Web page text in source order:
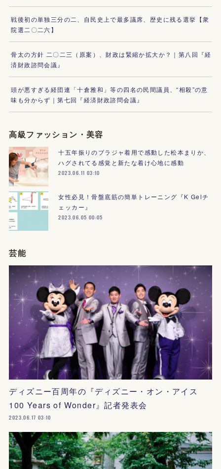
戦後初の単独三分の二、自民史上で最多議席、歴史に残る選挙【衆
院選二〇二六】
骨太の方針 二〇二三（原案）、財政は緊縮か拡大か？｜第八回『経
済財政諮問会議』
頭が悪すぎる経団連「十倉雅和」等の四名の民間議員、“相殺”の意
味も分からず｜第七回『経済財政諮問会議』
高級ファッション・美容
十五年振りのブラジャ着用で感動した松本まりか、
ハグされてる感覚と新たな着け心地に感動
2023.06.11 03:10
女性必見！骨盤底筋の簡単トレーニング『K Gelチ
ェッカー』
2023.06.05 00:05
芸能
ディズニー百周年の『ディズニー・オン・アイス
100 Years of Wonder』記者発表会
2023.06.17 03:10